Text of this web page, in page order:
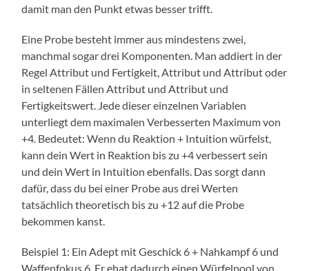
damit man den Punkt etwas besser trifft.
Eine Probe besteht immer aus mindestens zwei,
manchmal sogar drei Komponenten. Man addiert in der
Regel Attribut und Fertigkeit, Attribut und Attribut oder
in seltenen Fällen Attribut und Attribut und
Fertigkeitswert. Jede dieser einzelnen Variablen
unterliegt dem maximalen Verbesserten Maximum von
+4. Bedeutet: Wenn du Reaktion + Intuition würfelst,
kann dein Wert in Reaktion bis zu +4 verbessert sein
und dein Wert in Intuition ebenfalls. Das sorgt dann
dafür, dass du bei einer Probe aus drei Werten
tatsächlich theoretisch bis zu +12 auf die Probe
bekommen kanst.
Beispiel 1: Ein Adept mit Geschick 6 + Nahkampf 6 und
Waffenfokus 6. Er ehat dadurch einen Würfelpool von